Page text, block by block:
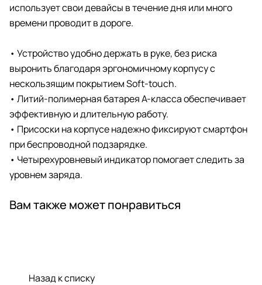
использует свои девайсы в течение дня или много
времени проводит в дороге.
• Устройство удобно держать в руке, без риска
выронить благодаря эргономичному корпусу с
нескользящим покрытием Soft-touch.
• Литий-полимерная батарея А-класса обеспечивает
эффективную и длительную работу.
• Присоски на корпусе надежно фиксируют смартфон
при беспроводной подзарядке.
• Четырехуровневый индикатор помогает следить за
уровнем заряда.
Вам также может понравиться
Назад к списку